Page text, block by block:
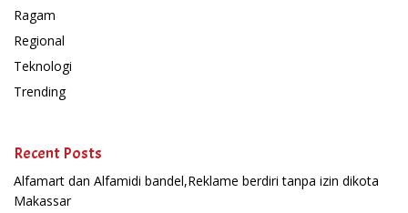
Ragam
Regional
Teknologi
Trending
Recent Posts
Alfamart dan Alfamidi bandel,Reklame berdiri tanpa izin dikota
Makassar